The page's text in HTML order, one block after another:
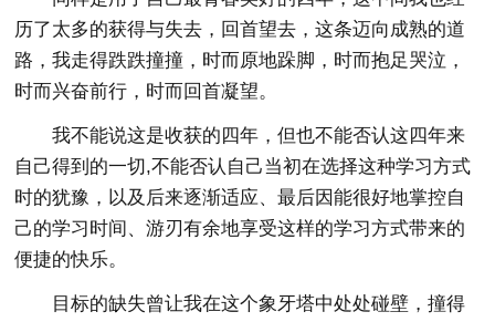
历了太多的获得与失去，回首望去，这条迈向成熟的道
路，我走得跌跌撞撞，时而原地跺脚，时而抱足哭泣，
时而兴奋前行，时而回首凝望。
我不能说这是收获的四年，但也不能否认这四年来
自己得到的一切,不能否认自己当初在选择这种学习方式
时的犹豫，以及后来逐渐适应、最后因能很好地掌控自
己的学习时间、游刃有余地享受这样的学习方式带来的
便捷的快乐。
目标的缺失曾让我在这个象牙塔中处处碰壁，撞得